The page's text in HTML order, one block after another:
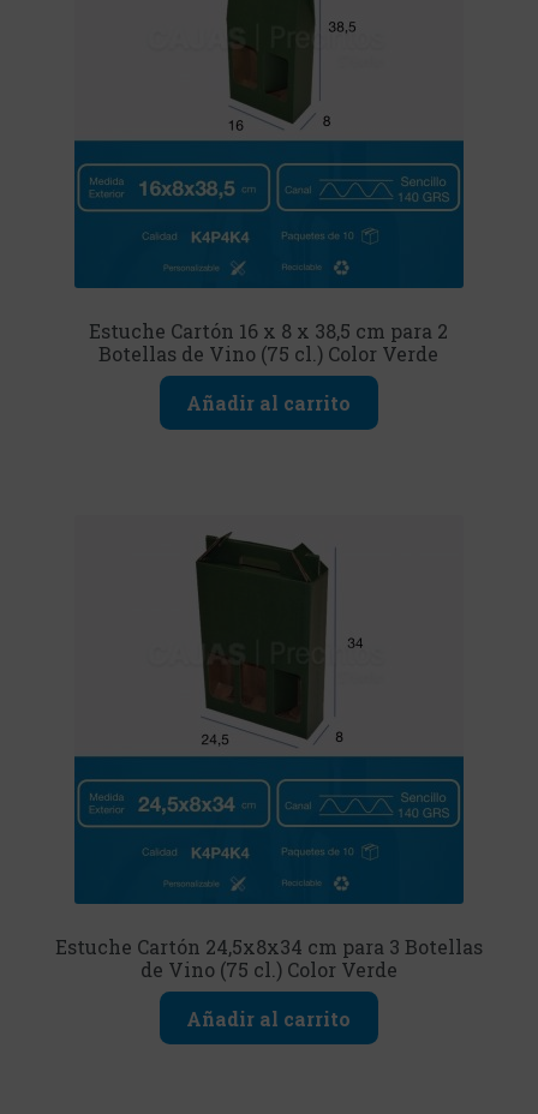
Estuche Cartón 16 x 8 x 38,5 cm para 2
Botellas de Vino (75 cl.) Color Verde
Añadir al carrito
Estuche Cartón 24,5x8x34 cm para 3 Botellas
de Vino (75 cl.) Color Verde
Añadir al carrito